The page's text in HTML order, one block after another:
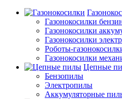
Газонокосилки
Газонокосилки
Газонокосилки
Роботы-
Газонокосилки
Цепные
Бензопилы
Электропилы
Аккумуляторные